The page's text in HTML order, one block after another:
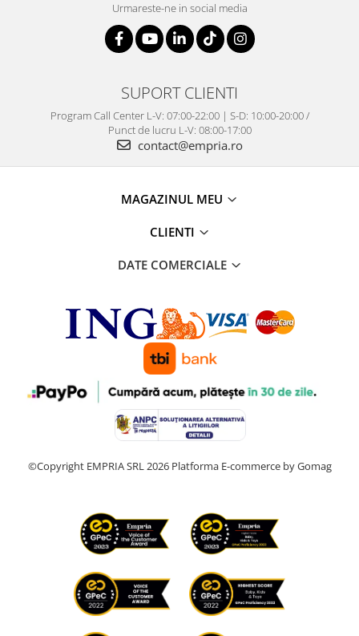
Urmareste-ne in social media
SUPORT CLIENTI
Program Call Center L-V: 07:00-22:00 | S-D: 10:00-20:00 /
Punct de lucru L-V: 08:00-17:00
contact@empria.ro
MAGAZINUL MEU
CLIENTI
DATE COMERCIALE
©Copyright EMPRIA SRL 2026 Platforma E-commerce by Gomag